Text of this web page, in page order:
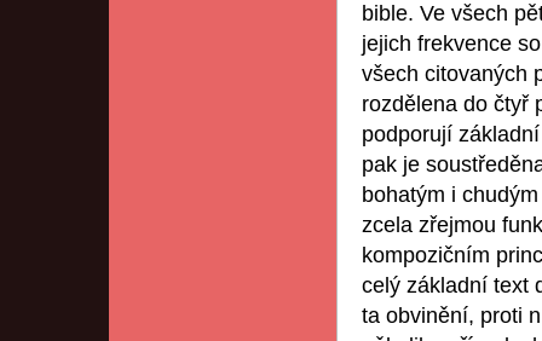
bible. Ve všech
jejich frekvence
všech citovaných
rozdělena do čtyř
podporují
pak je
bohatým i
zcela zřejmou
kompozičním
celý základní text
ta obvinění, proti